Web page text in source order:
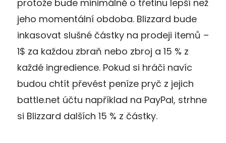
protože bude minimálně o třetinu lepší než
jeho momentální obdoba. Blizzard bude
inkasovat slušné částky na prodeji itemů –
1$ za každou zbraň nebo zbroj a 15 % z
každé ingredience. Pokud si hráči navíc
budou chtít převést peníze pryč z jejich
battle.net účtu například na PayPal, strhne
si Blizzard dalších 15 % z částky.